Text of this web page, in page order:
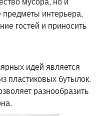
предметы интерьера,
гостей и приносить
идей является
пластиковых бутылок.
разнообразить